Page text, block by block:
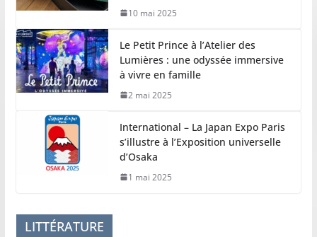
10 mai 2025
Le Petit Prince à l’Atelier des
Lumières : une odyssée immersive
à vivre en famille
2 mai 2025
International – La Japan Expo Paris
s’illustre à l’Exposition universelle
d’Osaka
1 mai 2025
LITTÉRATURE